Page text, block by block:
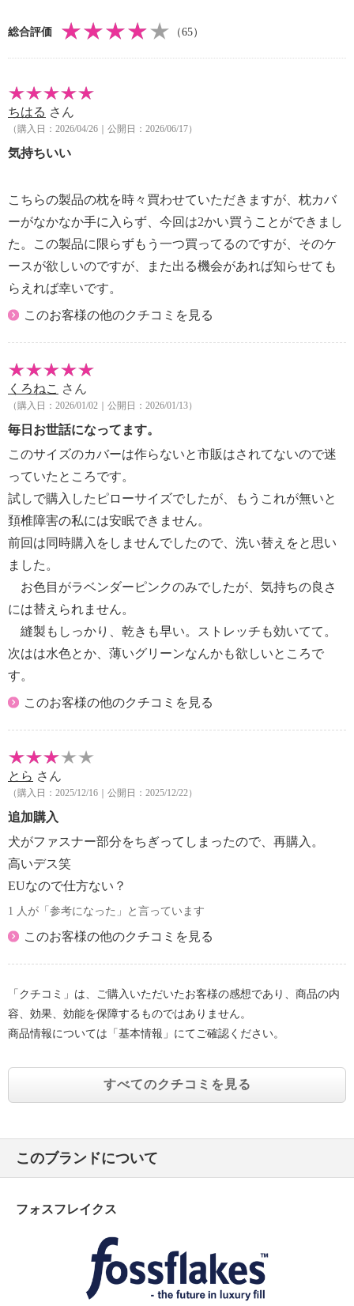
・ドライクリーニング：不可
【原産国（地）】
総合評価 （65）
ちはる さん
（購入日：2026/04/26｜公開日：2026/06/17）
気持ちいい
こちらの製品の枕を時々買わせていただきますが、枕カバ
ーがなかなか手に入らず、今回は2かい買うことができまし
た。この製品に限らずもう一つ買ってるのですが、そのケ
ースが欲しいのですが、また出る機会があれば知らせても
らえれば幸いです。
このお客様の他のクチコミを見る
くろねこ さん
（購入日：2026/01/02｜公開日：2026/01/13）
毎日お世話になってます。
このサイズのカバーは作らないと市販はされてないので迷
っていたところです。
試しで購入したピローサイズでしたが、もうこれが無いと
頚椎障害の私には安眠できません。
前回は同時購入をしませんでしたので、洗い替えをと思い
ました。
お色目がラベンダーピンクのみでしたが、気持ちの良さ
には替えられません。
縫製もしっかり、乾きも早い。ストレッチも効いてて。
次はは水色とか、薄いグリーンなんかも欲しいところで
す。
このお客様の他のクチコミを見る
とら さん
（購入日：2025/12/16｜公開日：2025/12/22）
追加購入
犬がファスナー部分をちぎってしまったので、再購入。
高いデス笑
EUなので仕方ない？
1 人が「参考になった」と言っています
このお客様の他のクチコミを見る
「クチコミ」は、ご購入いただいたお客様の感想であり、商品の内
容、効果、効能を保障するものではありません。
商品情報については「基本情報」にてご確認ください。
すべてのクチコミを見る
このブランドについて
フォスフレイクス